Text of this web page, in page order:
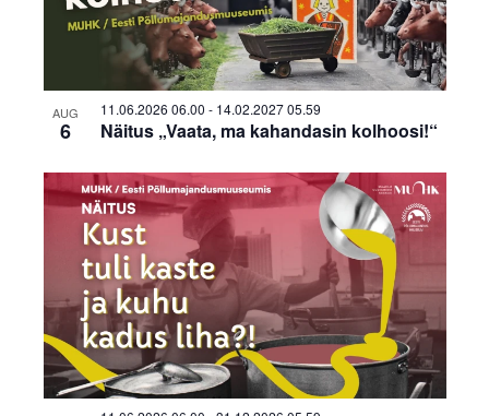
Photo
View
AUG
6 Näitus „Vaata, ma kahandasin kolhoosi!“
11.06.2026 06.00 - 14.02.2027 05.59